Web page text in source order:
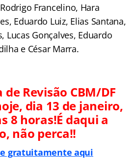
Francelino, Hara
Eduardo Luiz, Elias Santana,
Lucas Gonçalves, Eduardo
e César Marra.
Revisão CBM/DF
dia 13 de janeiro,
8 horas!É daqui a
não perca!!
gratuitamente aqui